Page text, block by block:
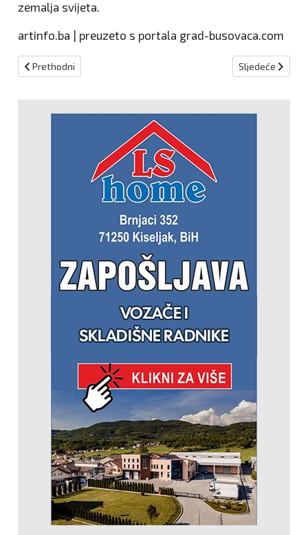
zemalja svijeta.
artinfo.ba | preuzeto s portala grad-busovaca.com
Prethodni članak: Obilježena 26. obljetnica utemeljenja Hrvatske
Prethodni Sljedeći
Sljedeće